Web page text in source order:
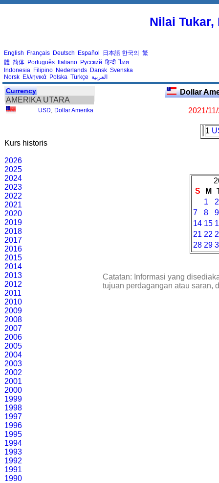
Nilai
English Français Deutsch Español 日本語 한국의 繁
體 简体 Português Italiano Русский हिन्दी ไทย
Indonesia Filipino Nederlands Dansk Svenska
Norsk Ελληνικά Polska Türkçe العربية
Currency
AMERIKA UTARA
USD Dollar Amerika
Kurs historis
2026
2025
2024
2023
2022
2021
2020
2019
2018
2017
2016
2015
2014
2013
2012
2011
2010
2009
2008
2007
2006
2005
2004
2003
2002
2001
2000
1999
1998
1997
1996
1995
1994
1993
1992
1991
1990
Dollar
2021/
1
S
M
1
2
7
8
9
14 15
21 22
28 29
Catatan: Informasi yang
tujuan perdagangan atau saran,